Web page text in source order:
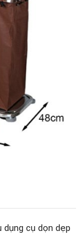
cụ dọn dẹp